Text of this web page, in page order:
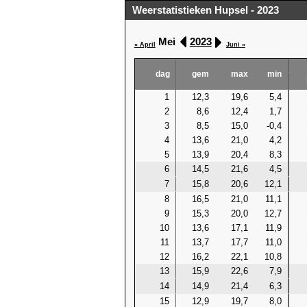
Weerstatistieken Hupsel - 2023
« April Mei 2023 Juni »
dag gem max min
1 12,3 19,6 5,4
2
8,6 12,4 1,7
3
8,5 15,0 -0,4
4
13,6 21,0 4,2
5
13,9 20,4 8,3
6
14,5 21,6 4,5
7
15,8 20,6 12,1
8
16,5 21,0 11,1
9
15,3 20,0 12,7
10
13,6 17,1 11,9
11
13,7 17,7 11,0
12
16,2 22,1 10,8
13
15,9 22,6 7,9
14
14,9 21,4 6,3
15
12,9 19,7 8,0